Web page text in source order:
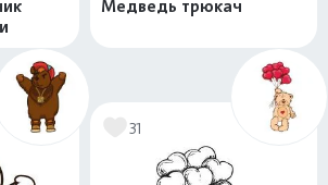
Медведь трюкач
31